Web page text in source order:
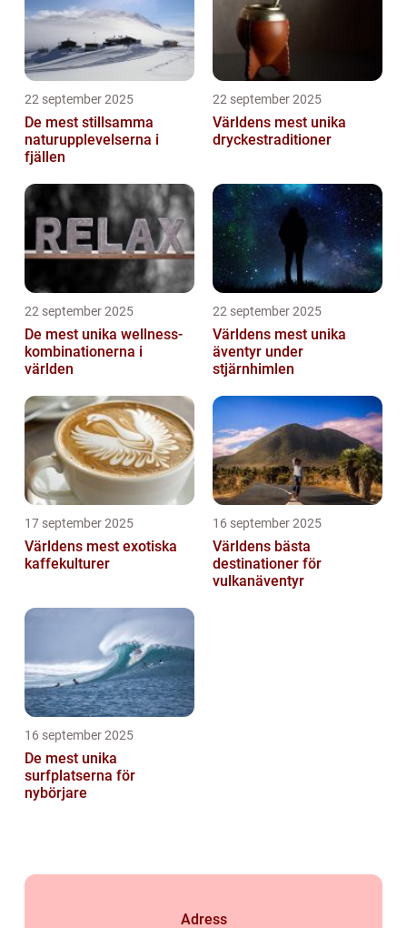
22 september 2025
De mest stillsamma
naturupplevelserna i
fjällen
22 september 2025
Världens mest unika
dryckestraditioner
22 september 2025
De mest unika wellness-
kombinationerna i
världen
22 september 2025
Världens mest unika
äventyr under
stjärnhimlen
17 september 2025
Världens mest exotiska
kaffekulturer
16 september 2025
Världens bästa
destinationer för
vulkanäventyr
16 september 2025
De mest unika
surfplatserna för
nybörjare
Adress